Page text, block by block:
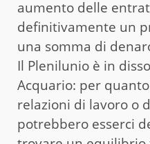
aumento delle
definitivamente un
una somma di
Il Plenilunio è in
Acquario: per
relazioni di lavoro o
potrebbero esserci